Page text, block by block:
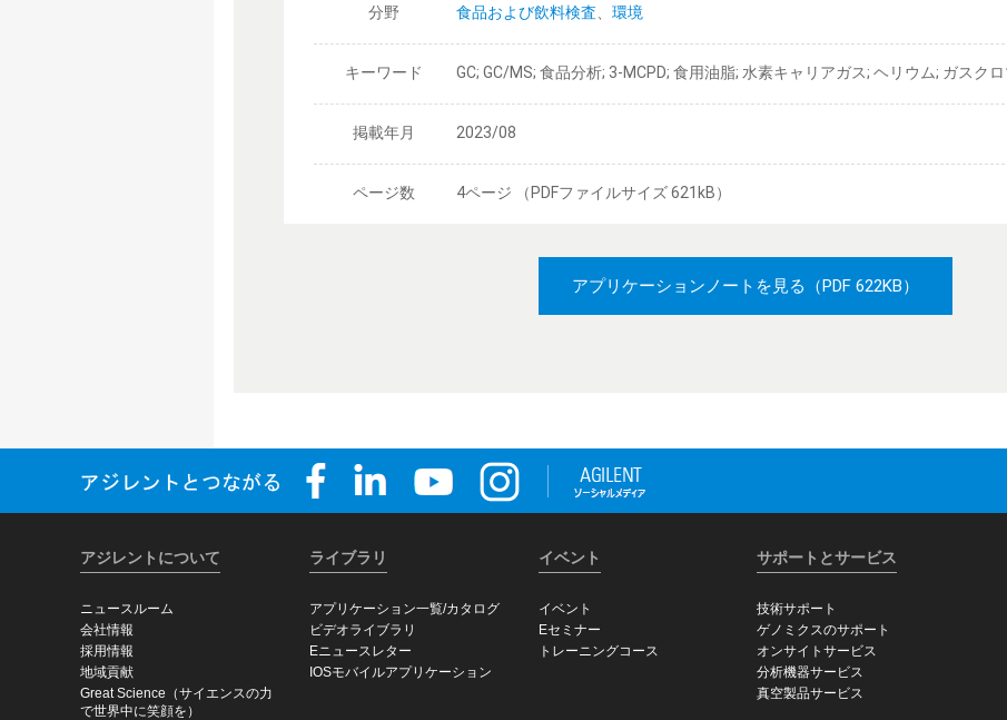
分野 食品および飲料検査 環境
キーワード GC; GC/MS; 食品分析; 3-MCPD; 食用油脂; 水素キャリアガス; ヘリウム; ガスク
掲載年月 2023/08
ページ数 4ページ （PDFファイルサイズ 621kB）
アプリケーションノートを見る （PDF 622KB）
アジレントについて
ニュースルーム
会社情報
採用情報
地域貢献
Great Science（サイエンスの力
で世界中に笑顔を）
ライブラリ
アプリケーション一覧/カタログ
ビデオライブラリ
Eニュースレター
IOSモバイルアプリケーション
イベント
イベント
Eセミナー
トレーニングコース
サポートとサービス
技術サポート
ゲノミクスのサポート
オンサイトサービス
分析機器サービス
真空製品サービス